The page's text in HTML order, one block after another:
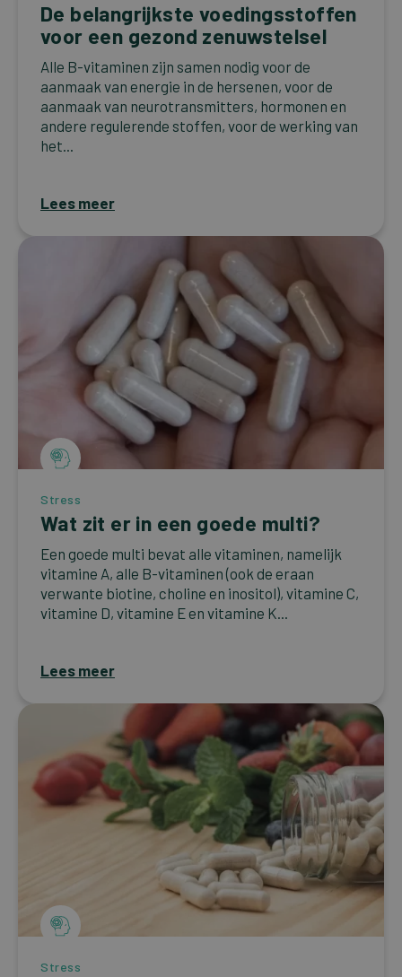
De belangrijkste voedingsstoffen
voor een gezond zenuwstelsel
Alle B-vitaminen zijn samen nodig voor de
aanmaak van energie in de hersenen, voor de
aanmaak van neurotransmitters, hormonen en
andere regulerende stoffen, voor de werking van
het...
Lees meer
Stress
Wat zit er in een goede multi?
Een goede multi bevat alle vitaminen, namelijk
vitamine A, alle B-vitaminen (ook de eraan
verwante biotine, choline en inositol), vitamine C,
vitamine D, vitamine E en vitamine K...
Lees meer
Stress